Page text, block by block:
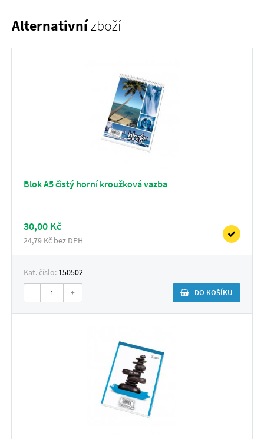
Alternativnízboží
Blok A5 čistý horní kroužková vazba
30,00 Kč
24,79 Kč bez DPH
Kat. číslo: 150502
- + DO KOŠÍKU